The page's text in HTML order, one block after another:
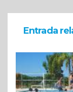
Entrada